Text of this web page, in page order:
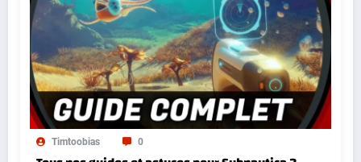
Timtoobias 0